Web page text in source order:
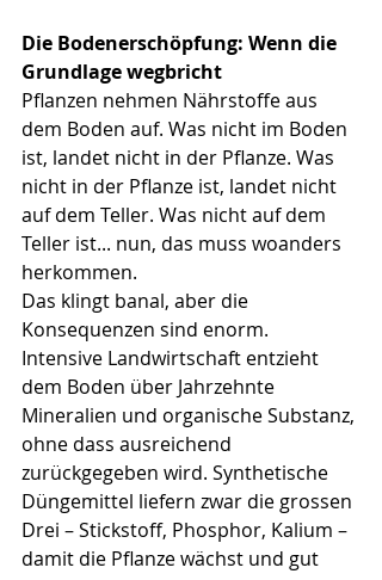
Die Bodenerschöpfung: Wenn die
Grundlage wegbricht
Pflanzen nehmen Nährstoffe aus
dem Boden auf. Was nicht im Boden
ist, landet nicht in der Pflanze. Was
nicht in der Pflanze ist, landet nicht
auf dem Teller. Was nicht auf dem
Teller ist... nun, das muss woanders
herkommen.
Das klingt banal, aber die
Konsequenzen sind enorm.
Intensive Landwirtschaft entzieht
dem Boden über Jahrzehnte
Mineralien und organische Substanz,
ohne dass ausreichend
zurückgegeben wird. Synthetische
Düngemittel liefern zwar die grossen
Drei – Stickstoff, Phosphor, Kalium –
damit die Pflanze wächst und gut